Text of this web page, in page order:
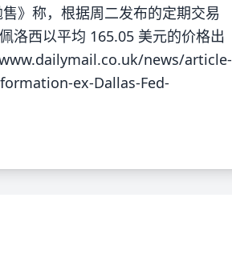
》称，根据周二发布的定期交易
洛西以平均 165.05 美元的价格出
news/article-
ex-Dallas-Fed-